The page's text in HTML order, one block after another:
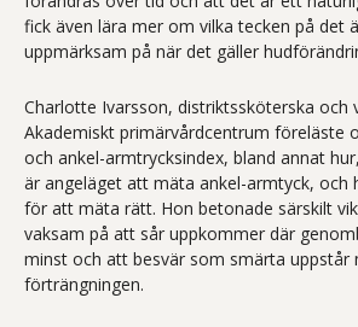
fick även lära mer om vilka tecken på det
uppmärksam på när det gäller
Charlotte Ivarsson, distriktssköterska och
Akademiskt primärvårdcentrum föreläste
och ankel-armtrycksindex, bland annat
är angeläget att mäta ankel-armtyck, och
för att mäta rätt. Hon betonade särskilt
vaksam på att sår uppkommer där
minst och att besvär som smärta uppstår
förträngningen.